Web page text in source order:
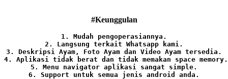
#Keunggulan
1. Mudah pengoperasiannya.
2. Langsung terkait Whatsapp kami.
3. Deskripsi Ayam, Foto Ayam dan Video Ayam tersedia.
4. Aplikasi tidak berat dan tidak memakan space memory.
5. Menu navigator aplikasi sangat simple.
6. Support untuk semua jenis android anda.